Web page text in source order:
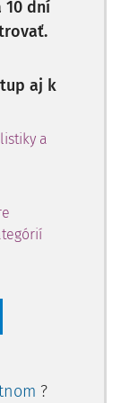
dní
aj k
a
?